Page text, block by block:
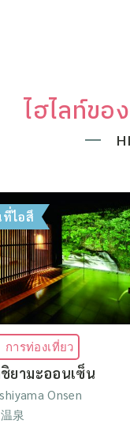
ไฮไลท์ขอ
ไอสึ
การท่องเที่ยว
ยามะออนเซ็น
Onsen
泉